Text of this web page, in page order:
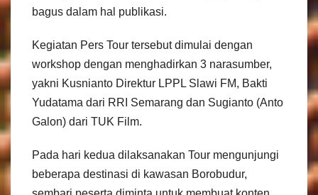
bagus dalam hal publikasi.
Kegiatan Pers Tour tersebut dimulai dengan
workshop dengan menghadirkan 3 narasumber,
yakni Kusnianto Direktur LPPL Slawi FM, Bakti
Yudatama dari RRI Semarang dan Sugianto (Anto
Galon) dari TUK Film.
Pada hari kedua dilaksanakan Tour mengunjungi
beberapa destinasi di kawasan Borobudur,